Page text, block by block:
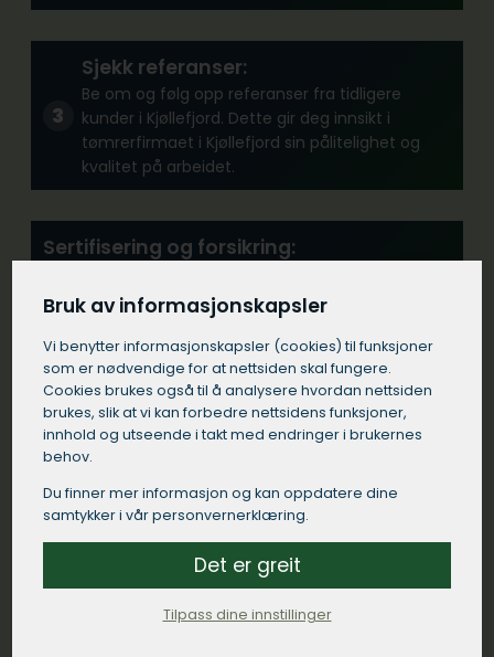
Sjekk referanser:
Be om og følg opp referanser fra tidligere
kunder i Kjøllefjord. Dette gir deg innsikt i
tømrerfirmaet i Kjøllefjord sin pålitelighet og
kvalitet på arbeidet.
Sertifisering og forsikring:
har alle nødvendige sertifikater og at de er
Erfaring:
Se etter et tømrerfirma med erfaring fra
lignende prosjekter i Kjøllefjord.
Velg et tømrerfirma i Kjøllefjord som
kommuniserer tydelig og responderer raskt på
dine henvendelser.
Bruk av informasjonskapsler
Vi benytter informasjons­kapsler (cookies) til funksjoner
som er nødvendige for at nettsiden skal fungere.
Cookies brukes også til å analysere hvordan nettsiden
brukes, slik at vi kan forbedre nettsidens funksjoner,
innhold og utseende i takt med endringer i brukernes
behov.
Du finner mer informasjon og kan oppdatere dine
samtykker i vår personvernerklæring.
Det er greit
Tilpass dine innstillinger